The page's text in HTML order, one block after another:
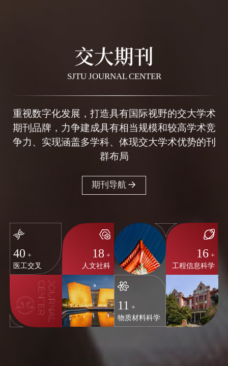
交大期刊
SJTU JOURNAL CENTER
重视数字化发展，打造具有国际视野的交大学术
期刊品牌，力争建成具有相当规模和较高学术竞
争力、实现涵盖多学科、体现交大学术优势的刊
群布局
期刊导航
40 +
医工交叉
18 +
人文社科
16 +
工程信息科学
11 +
物质材料科学